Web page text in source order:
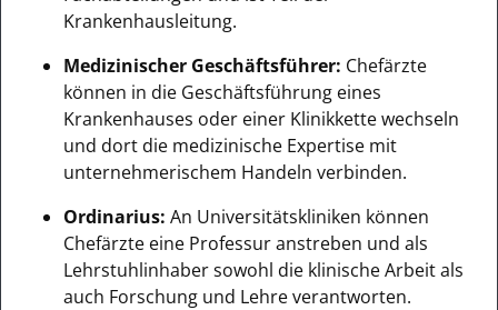
Krankenhausleitung.
Medizinischer Geschäftsführer: Chefärzte
können in die Geschäftsführung eines
Krankenhauses oder einer Klinikkette wechseln
und dort die medizinische Expertise mit
unternehmerischem Handeln verbinden.
Ordinarius: An Universitätskliniken können
Chefärzte eine Professur anstreben und als
Lehrstuhlinhaber sowohl die klinische Arbeit als
auch Forschung und Lehre verantworten.